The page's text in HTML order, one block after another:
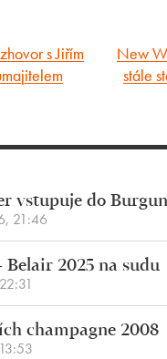
s Jiřím
článek
New
stále
vstupuje do
21:46
Belair 2025 na sudu
champagne 2008